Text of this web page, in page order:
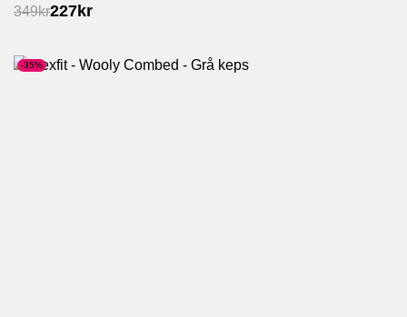
349kr227kr
-35%